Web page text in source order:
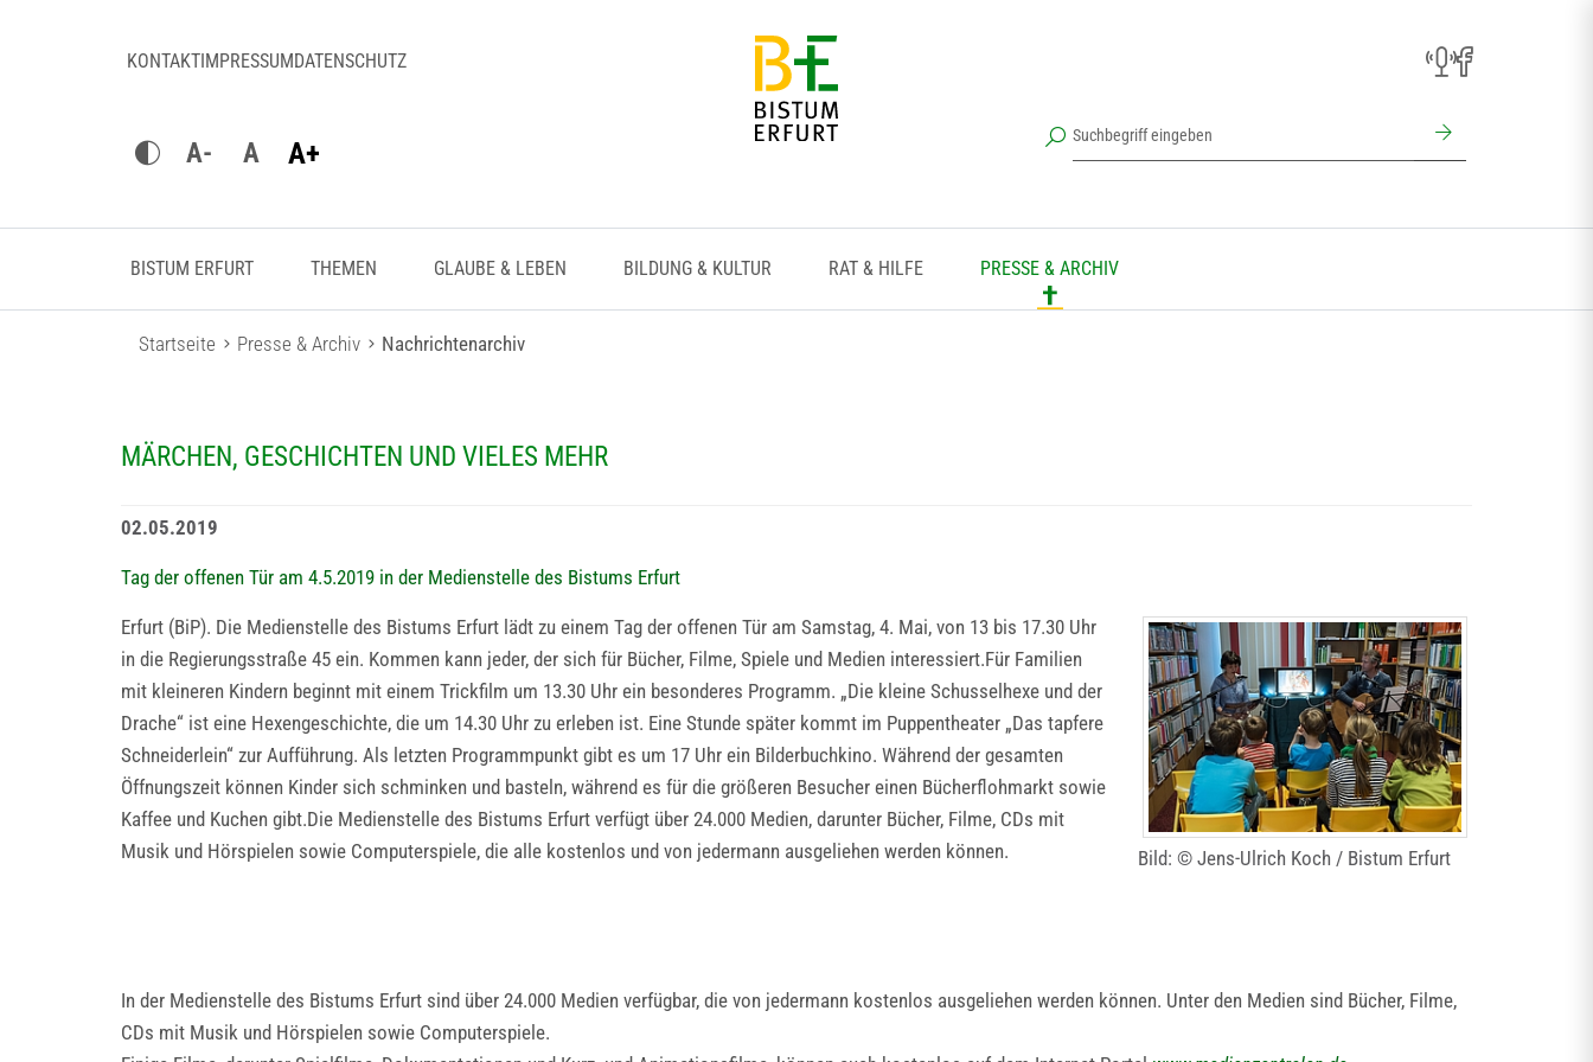
KONTAKTIMPRESSUMDATENSCHUTZ
A- A A+
BISTUM ERFURT THEMEN GLAUBE & LEBEN BILDUNG & KULTUR RAT & HILFE PRESSE & ARCHIV
Startseite Presse & Archiv Nachrichtenarchiv
MÄRCHEN, GESCHICHTEN UND VIELES MEHR
02.05.2019
Tag der offenen Tür am 4.5.2019 in der Medienstelle des Bistums Erfurt
Bild: © Jens-Ulrich Koch / Bistum Erfurt
Erfurt (BiP). Die Medienstelle des Bistums Erfurt lädt zu einem Tag der offenen Tür am Samstag, 4. Mai, von 13 bis 17.30 Uhr
in die Regierungsstraße 45 ein. Kommen kann jeder, der sich für Bücher, Filme, Spiele und Medien interessiert.Für Familien
mit kleineren Kindern beginnt mit einem Trickfilm um 13.30 Uhr ein besonderes Programm. „Die kleine Schusselhexe und der
Drache“ ist eine Hexengeschichte, die um 14.30 Uhr zu erleben ist. Eine Stunde später kommt im Puppentheater „Das tapfere
Schneiderlein“ zur Aufführung. Als letzten Programmpunkt gibt es um 17 Uhr ein Bilderbuchkino. Während der gesamten
Öffnungszeit können Kinder sich schminken und basteln, während es für die größeren Besucher einen Bücherflohmarkt sowie
Kaffee und Kuchen gibt.Die Medienstelle des Bistums Erfurt verfügt über 24.000 Medien, darunter Bücher, Filme, CDs mit
Musik und Hörspielen sowie Computerspiele, die alle kostenlos und von jedermann ausgeliehen werden können.
In der Medienstelle des Bistums Erfurt sind über 24.000 Medien verfügbar, die von jedermann kostenlos ausgeliehen werden können. Unter den Medien sind Bücher, Filme,
CDs mit Musik und Hörspielen sowie Computerspiele.